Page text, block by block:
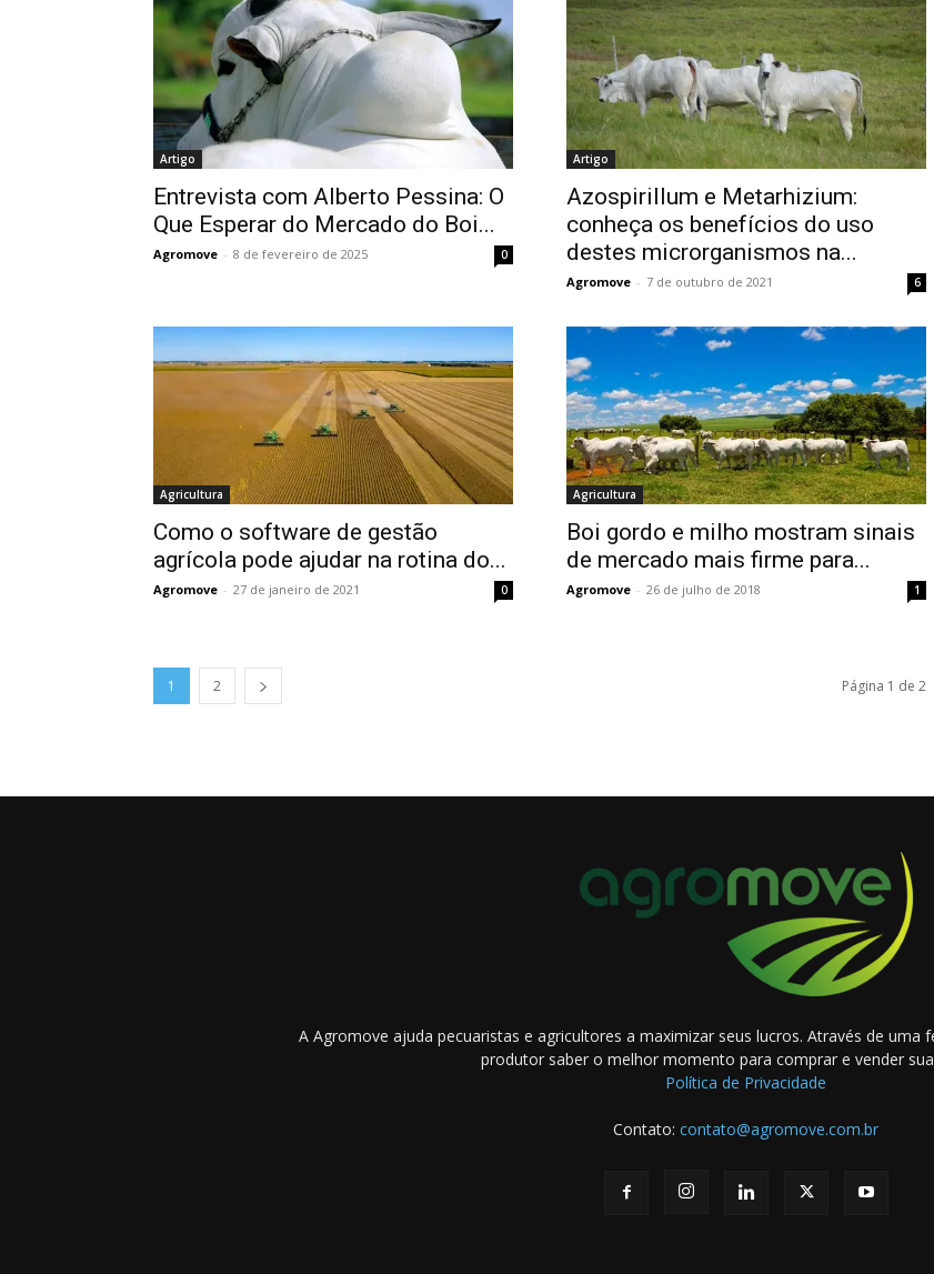
Artigo
Entrevista com Alberto Pessina: O
Que Esperar do Mercado do Boi...
Agromove - 8 de fevereiro de 2025 0
Artigo
Azospirillum e Metarhizium:
conheça os benefícios do uso
destes microrganismos na...
Agromove - 7 de outubro de 2021 6
Agricultura
Como o software de gestão
agrícola pode ajudar na rotina do...
Agromove - 27 de janeiro de 2021 0
Agricultura
Boi gordo e milho mostram sinais
de mercado mais firme para...
Agromove - 26 de julho de 2018 1
1 2 Página 1 de 2
A Agromove ajuda pecuaristas e agricultores a maximizar seus lucros. Através de
produtor saber o melhor momento para comprar e vender
Política de Privacidade
Contato:contato@agromove.com.br